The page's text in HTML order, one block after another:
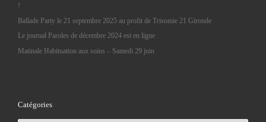
!
Ballade Party le 21 septembre 2025 au profit de Trisomie 21 Gironde
Le journal Paroles de décembre 2024 est en ligne
Matinale Habituation aux soins – Samedi 29 juin
Catégories